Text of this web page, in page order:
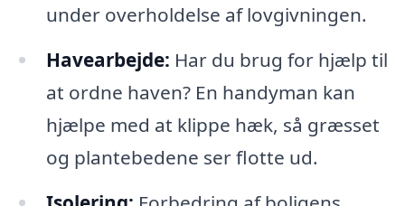
under overholdelse af lovgivningen.
Havearbejde: Har du brug for hjælp til
at ordne haven? En handyman kan
hjælpe med at klippe hæk, så græsset
og plantebedene ser flotte ud.